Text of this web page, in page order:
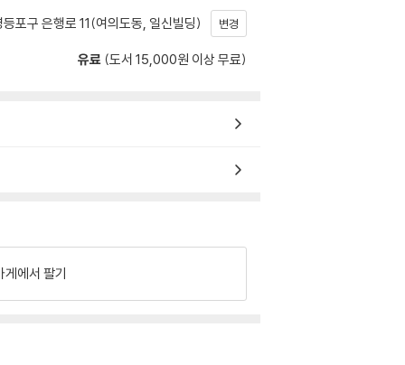
포구 은행로 11(여의도동, 일신빌딩) 변경
유료 (도서 15,000원 이상 무료)
게에서 팔기